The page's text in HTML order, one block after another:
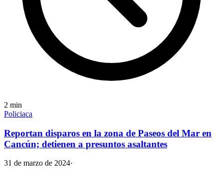
2 min
Policiaca
Reportan disparos en la zona de Paseos del Mar en
Cancún; detienen a presuntos asaltantes
31 de marzo de 2024·